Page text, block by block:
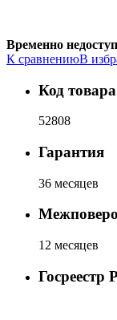
Временно
К сравнениюВ
Код товара
52808
Гарантия
36 месяцев
12 месяцев
Госреестр